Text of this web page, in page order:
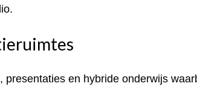
en hybride onderwijs